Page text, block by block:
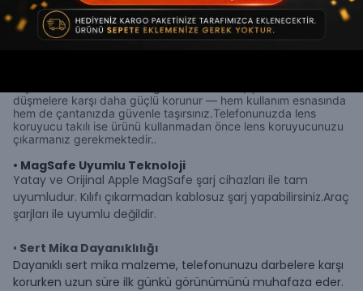
• Premium Tasarım & Güçlü Görünüm
Canlı renk detayları ve modern çizgileriyle telefonunuza
fark edilir bir karakter kazandırır.
düşmelere karşı daha güçlü korunur — hem kullanım esnasında
hem de çantanızda güvenle taşırsınız.Telefonunuzda lens
koruyucu takılı ise ürünü kullanmadan önce lens koruyucunuzu
çıkarmanız gerekmektedir..
• MagSafe Uyumlu Teknoloji
Yatay ve Orijinal Apple MagSafe şarj cihazları ile tam
uyumludur. Kılıfı çıkarmadan kablosuz şarj yapabilirsiniz.Araç
şarjları ile uyumlu değildir.
• Sert Mika Dayanıklılığı
Dayanıklı sert mika malzeme, telefonunuzu darbelere karşı
korurken uzun süre ilk günkü görünümünü muhafaza eder.